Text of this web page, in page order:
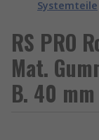
Systemteile
RS PRO
Mat.
B. 40 mm